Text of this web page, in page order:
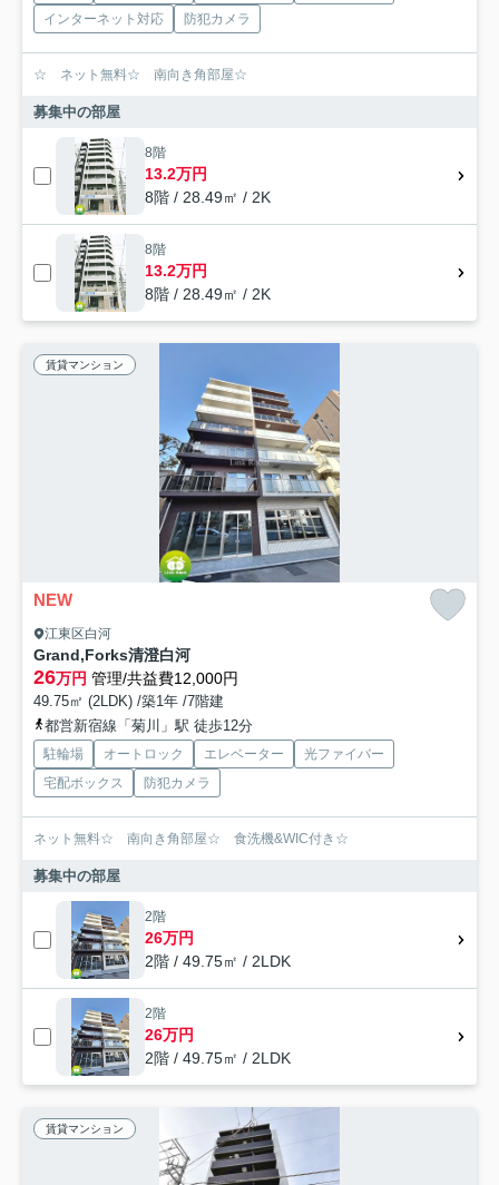
インターネット対応
防犯カメラ
☆ ネット無料☆ 南向き角部屋☆
募集中の部屋
8階
13.2万円
8階 / 28.49㎡ / 2K
8階
13.2万円
8階 / 28.49㎡ / 2K
賃貸マンション
NEW
江東区白河
Grand,Forks清澄白河
26万円 管理/共益費12,000円
49.75㎡ (2LDK) /築1年 /7階建
都営新宿線「菊川」駅 徒歩12分
駐輪場 オートロック エレベーター
光ファイバー
宅配ボックス
防犯カメラ
ネット無料☆ 南向き角部屋☆ 食洗機&WIC付き☆
募集中の部屋
2階
26万円
2階 / 49.75㎡ / 2LDK
2階
26万円
2階 / 49.75㎡ / 2LDK
賃貸マンション